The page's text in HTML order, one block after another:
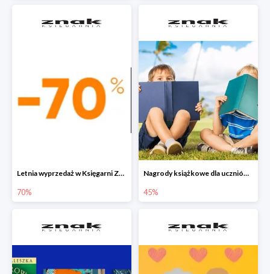
Letnia wyprzedaż w Księgarni Znak do -70%
70%
Nagrody książkowe dla uczniów na koniec roku szkolnego w Księgarni Znak do -45%
45%